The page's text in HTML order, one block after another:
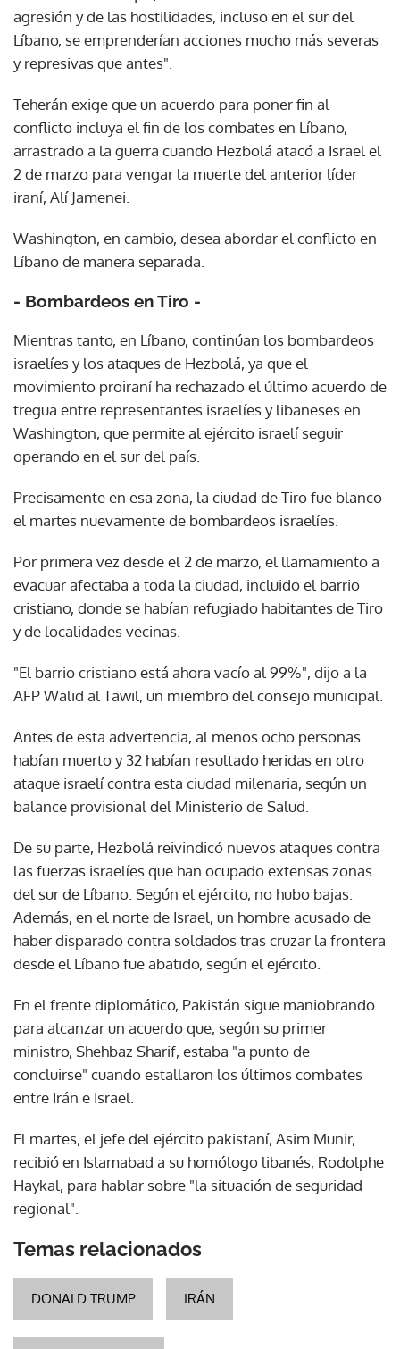
agresión y de las hostilidades, incluso en el sur del
Líbano, se emprenderían acciones mucho más severas
y represivas que antes".
Teherán exige que un acuerdo para poner fin al
conflicto incluya el fin de los combates en Líbano,
arrastrado a la guerra cuando Hezbolá atacó a Israel el
2 de marzo para vengar la muerte del anterior líder
iraní, Alí Jamenei.
Washington, en cambio, desea abordar el conflicto en
Líbano de manera separada.
- Bombardeos en Tiro -
Mientras tanto, en Líbano, continúan los bombardeos
israelíes y los ataques de Hezbolá, ya que el
movimiento proiraní ha rechazado el último acuerdo de
tregua entre representantes israelíes y libaneses en
Washington, que permite al ejército israelí seguir
operando en el sur del país.
Precisamente en esa zona, la ciudad de Tiro fue blanco
el martes nuevamente de bombardeos israelíes.
Por primera vez desde el 2 de marzo, el llamamiento a
evacuar afectaba a toda la ciudad, incluido el barrio
cristiano, donde se habían refugiado habitantes de Tiro
y de localidades vecinas.
"El barrio cristiano está ahora vacío al 99%", dijo a la
AFP Walid al Tawil, un miembro del consejo municipal.
Antes de esta advertencia, al menos ocho personas
habían muerto y 32 habían resultado heridas en otro
ataque israelí contra esta ciudad milenaria, según un
balance provisional del Ministerio de Salud.
De su parte, Hezbolá reivindicó nuevos ataques contra
las fuerzas israelíes que han ocupado extensas zonas
del sur de Líbano. Según el ejército, no hubo bajas.
Además, en el norte de Israel, un hombre acusado de
haber disparado contra soldados tras cruzar la frontera
desde el Líbano fue abatido, según el ejército.
En el frente diplomático, Pakistán sigue maniobrando
para alcanzar un acuerdo que, según su primer
ministro, Shehbaz Sharif, estaba "a punto de
concluirse" cuando estallaron los últimos combates
entre Irán e Israel.
El martes, el jefe del ejército pakistaní, Asim Munir,
recibió en Islamabad a su homólogo libanés, Rodolphe
Haykal, para hablar sobre "la situación de seguridad
regional".
Temas relacionados
DONALD TRUMP IRÁN